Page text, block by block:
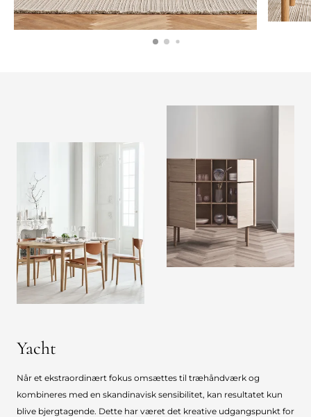
Yacht
Når et ekstraordinært fokus omsættes til træhåndværk og
kombineres med en skandinavisk sensibilitet, kan resultatet kun
blive bjergtagende. Dette har været det kreative udgangspunkt for